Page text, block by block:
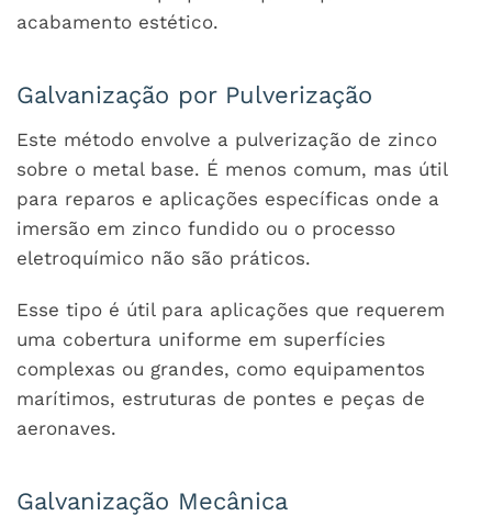
acabamento estético.
Galvanização por Pulverização
Este método envolve a pulverização de zinco
sobre o metal base. É menos comum, mas útil
para reparos e aplicações específicas onde a
imersão em zinco fundido ou o processo
eletroquímico não são práticos.
Esse tipo é útil para aplicações que requerem
uma cobertura uniforme em superfícies
complexas ou grandes, como equipamentos
marítimos, estruturas de pontes e peças de
aeronaves.
Galvanização Mecânica